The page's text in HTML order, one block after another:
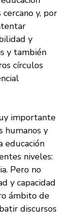
y, por
y
y también
círculos
importante
humanos y
educación
niveles:
Pero no
y capacidad
ámbito de
discursos